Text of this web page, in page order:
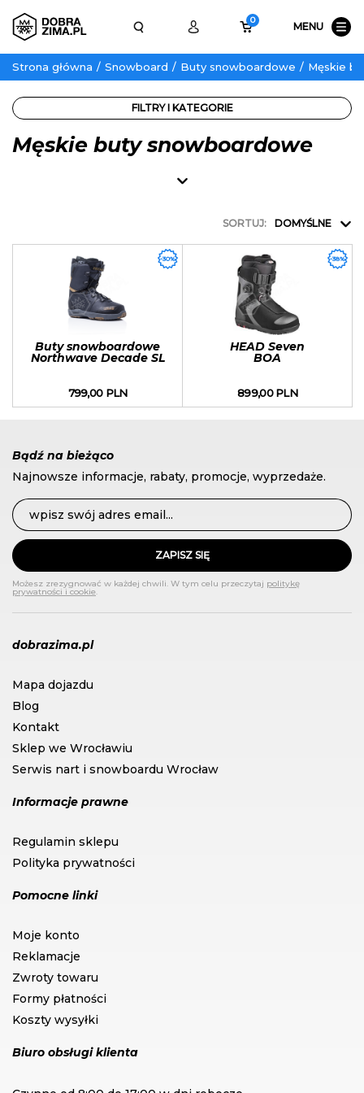
0
MENU
Strona główna Snowboard Buty snowboardowe Męskie
FILTRY I KATEGORIE
Męskie buty snowboardowe
SORTUJ: DOMYŚLNE
Buty snowboardowe
Northwave Decade SL
799,00 PLN
-30%
HEAD Seven
BOA
899,00 PLN
-38%
Bądź na bieżąco
Najnowsze informacje, rabaty, promocje, wyprzedaże.
ZAPISZ SIĘ
Możesz zrezygnować w każdej chwili. W tym celu przeczytaj politykę
prywatności i cookie.
dobrazima.pl
Mapa dojazdu
Blog
Kontakt
Sklep we Wrocławiu
Serwis nart i snowboardu Wrocław
Informacje prawne
Regulamin sklepu
Polityka prywatności
Pomocne linki
Moje konto
Reklamacje
Zwroty towaru
Formy płatności
Koszty wysyłki
Biuro obsługi klienta